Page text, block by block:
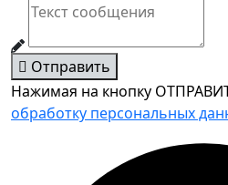
Отправить
Нажимая на кнопку
обработку персональных